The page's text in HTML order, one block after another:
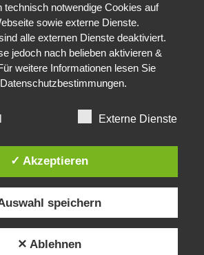
technisch notwendige Cookies auf
sowie externe Dienste.
alle externen Dienste deaktiviert.
jedoch nach belieben aktivieren &
weitere Informationen lesen Sie
Datenschutzbestimmungen.
Externe Dienste
✓ Akzeptieren
speichern
✕ Ablehnen